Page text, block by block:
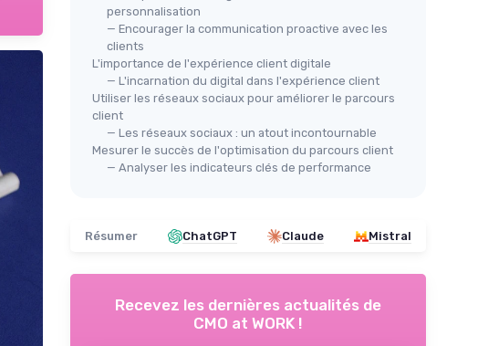
personnalisation
— Encourager la communication proactive avec les
clients
L'importance de l'expérience client digitale
— L'incarnation du digital dans l'expérience client
Utiliser les réseaux sociaux pour améliorer le parcours
client
— Les réseaux sociaux : un atout incontournable
Mesurer le succès de l'optimisation du parcours client
— Analyser les indicateurs clés de performance
Résumer ChatGPT Claude Mistral
Recevez les dernières actualités de
CMO at WORK !